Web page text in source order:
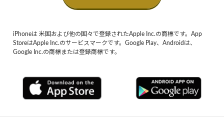
iPhoneは 米国および他の国々で登録されたApple Inc.の商標です。App
StoreはApple Inc.のサービスマークです。Google Play、Androidは、
Google Inc.の商標または登録商標です。